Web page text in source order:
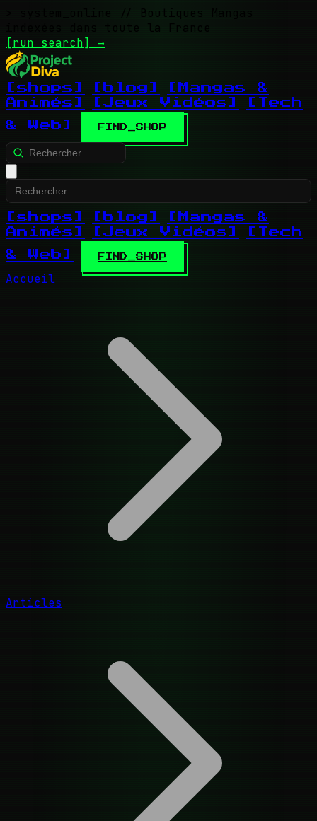
// Boutiques Mangas
indexées dans toute la France
[run search] →
[shops] [blog]
[Mangas &
Animés]
[Jeux Vidéos]
[Tech
& Web]
FIND_SHOP
[shops] [blog]
[Mangas &
Animés]
[Jeux Vidéos]
[Tech
& Web]
FIND_SHOP
Accueil
Articles